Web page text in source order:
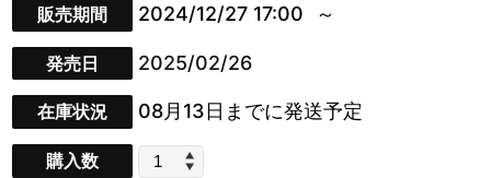
販売期間 2024/12/27 17:00
発売日 2025/02/26
在庫状況 08月13日までに発送予定
購入数